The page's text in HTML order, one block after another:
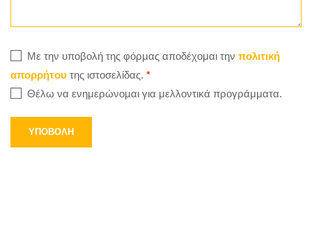
Με την υποβολή της φόρμας αποδέχομαι την πολιτική
απορρήτου της ιστοσελίδας. *
Θέλω να ενημερώνομαι για μελλοντικά προγράμματα.